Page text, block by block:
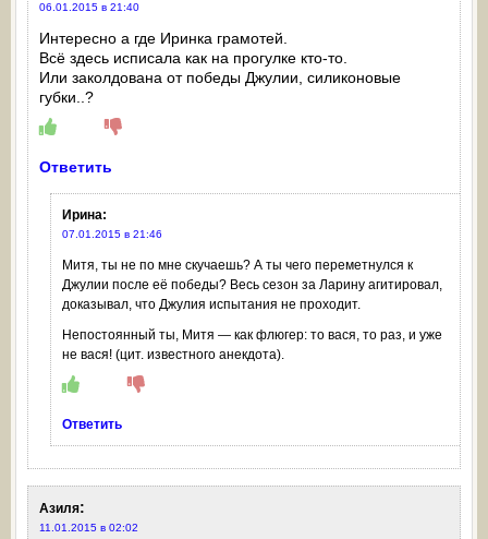
06.01.2015 в 21:40
Интересно а где Иринка грамотей.
Всё здесь исписала как на прогулке кто-то.
Или заколдована от победы Джулии, силиконовые
губки..?
Ответить
Ирина:
07.01.2015 в 21:46
Митя, ты не по мне скучаешь? А ты чего переметнулся к
Джулии после её победы? Весь сезон за Ларину агитировал,
доказывал, что Джулия испытания не проходит.
Непостоянный ты, Митя — как флюгер: то вася, то раз, и уже
не вася! (цит. известного анекдота).
Ответить
Азиля:
11.01.2015 в 02:02